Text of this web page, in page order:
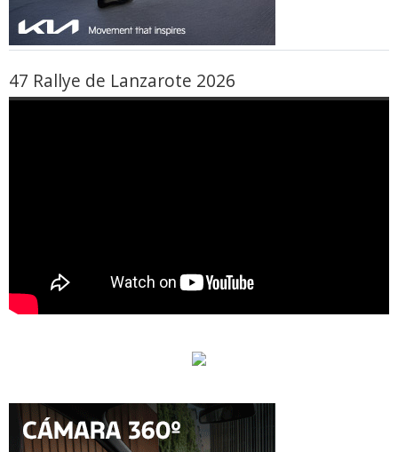
47 Rallye de Lanzarote 2026